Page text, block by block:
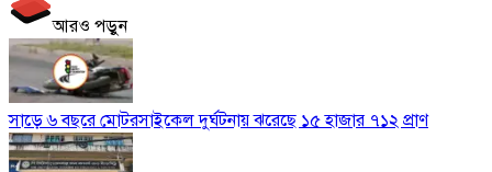
আরও পড়ুন
সাড়ে ৬ বছরে মোটরসাইকেল দুর্ঘটনায় ঝরেছে ১৫ হাজার ৭১২ প্রাণ